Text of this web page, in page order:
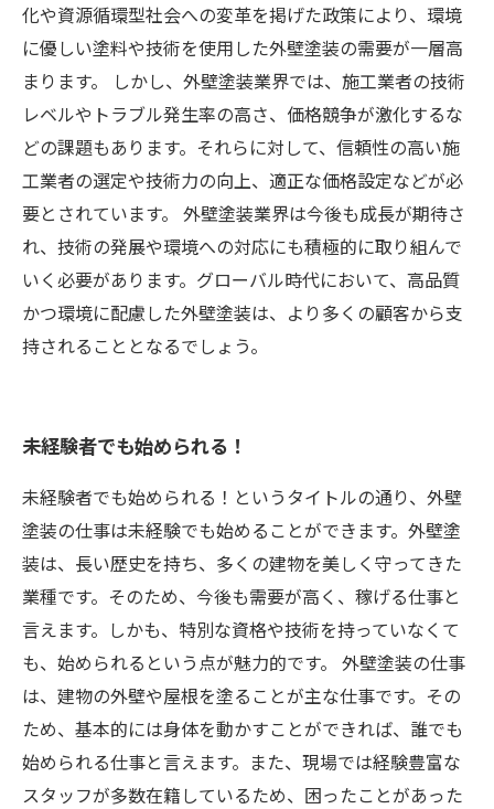
化や資源循環型社会への変革を掲げた政策により、環境
に優しい塗料や技術を使用した外壁塗装の需要が一層高
まります。 しかし、外壁塗装業界では、施工業者の技術
レベルやトラブル発生率の高さ、価格競争が激化するな
どの課題もあります。それらに対して、信頼性の高い施
工業者の選定や技術力の向上、適正な価格設定などが必
要とされています。 外壁塗装業界は今後も成長が期待さ
れ、技術の発展や環境への対応にも積極的に取り組んで
いく必要があります。グローバル時代において、高品質
かつ環境に配慮した外壁塗装は、より多くの顧客から支
持されることとなるでしょう。
未経験者でも始められる！
未経験者でも始められる！というタイトルの通り、外壁
塗装の仕事は未経験でも始めることができます。外壁塗
装は、長い歴史を持ち、多くの建物を美しく守ってきた
業種です。そのため、今後も需要が高く、稼げる仕事と
言えます。しかも、特別な資格や技術を持っていなくて
も、始められるという点が魅力的です。 外壁塗装の仕事
は、建物の外壁や屋根を塗ることが主な仕事です。その
ため、基本的には身体を動かすことができれば、誰でも
始められる仕事と言えます。また、現場では経験豊富な
スタッフが多数在籍しているため、困ったことがあった